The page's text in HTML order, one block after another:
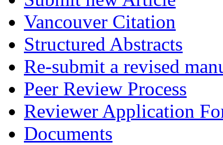
Vancouver Citation
Structured Abstracts
Re-submit a revised
Peer Review Process
Reviewer Application
Documents